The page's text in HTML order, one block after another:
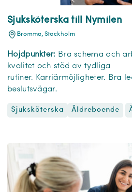
Sjuksköterska till Nymilen
Bromma, Stockholm
Höjdpunkter: Bra schema och
kvalitet och stöd av tydliga
rutiner. Karriärmöjligheter. Bra
beslutsvägar.
Sjuksköterska Äldreboende